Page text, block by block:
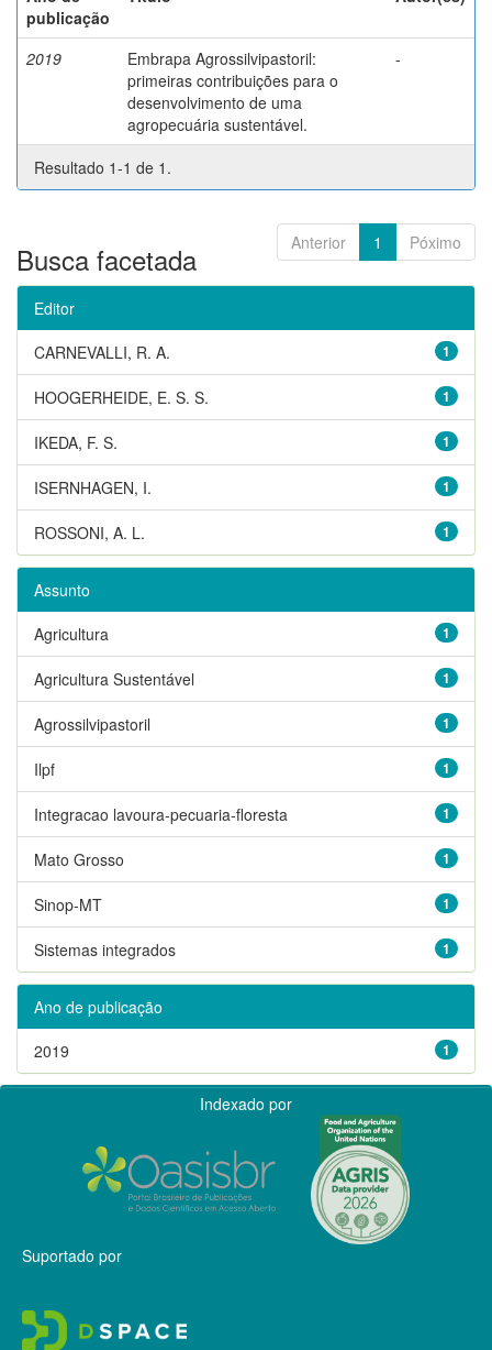
publicação
2019
Embrapa Agrossilvipastoril:
primeiras contribuições para o
desenvolvimento de uma
agropecuária sustentável.
-
Resultado 1-1 de 1.
Anterior 1 Póximo
Busca facetada
Editor
1
CARNEVALLI, R. A.
1
HOOGERHEIDE, E. S. S.
1
IKEDA, F. S.
1
ISERNHAGEN, I.
1
ROSSONI, A. L.
Assunto
1
Agricultura
1
Agricultura Sustentável
1
Agrossilvipastoril
1
Ilpf
1
Integracao lavoura-pecuaria-floresta
1
Mato Grosso
1
Sinop-MT
1
Sistemas integrados
Ano de publicação
1
2019
Indexado por
Suportado por